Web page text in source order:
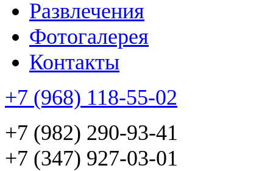
Развлечения
Фотогалерея
Контакты
+7 (968) 118-55-02
+7 (982) 290-93-41
+7 (347) 927-03-01